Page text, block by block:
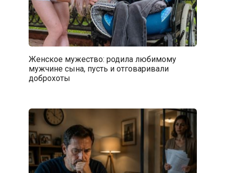
Женское мужество: родила любимому
мужчине сына, пусть и отговаривали
доброхоты